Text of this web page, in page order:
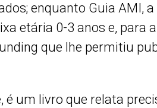
enquanto Guia AMI,
etária 0-3 anos e, para
que lhe permitiu
é um livro que relata